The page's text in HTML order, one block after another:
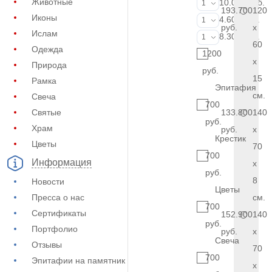
Иконы
Ислам
Одежда
Природа
Рамка
Свеча
Святые
Храм
Цветы
Информация
Новости
Пресса о нас
Сертификаты
Портфолио
Отзывы
Эпитафии на памятник
Портрет
1
10.000 руб.
Фотокерамика
1
4.600 руб.
Фото на
1
8.300 руб.
1200
руб.
Эпитафия
700
руб.
Крестик
700
руб.
Цветы
700
руб.
Свеча
700
193.700
руб.
120
x
60
x
15
см.
133.800
руб.
140
x
70
x
8
см.
152.900
руб.
140
x
70
x